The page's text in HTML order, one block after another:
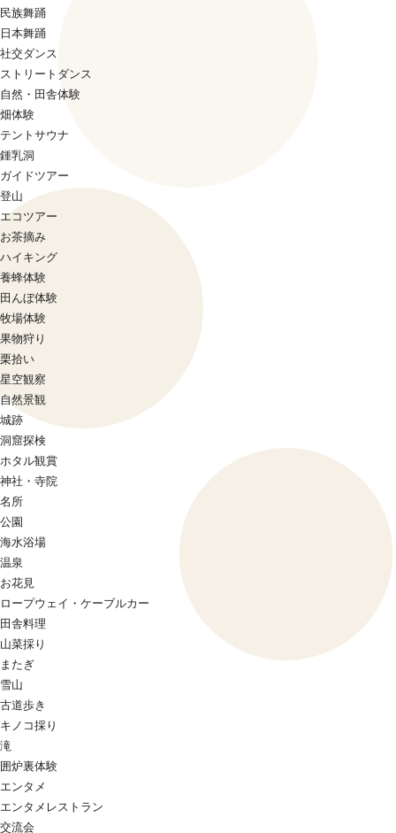
民族舞踊
日本舞踊
社交ダンス
ストリートダンス
自然・田舎体験
畑体験
テントサウナ
鍾乳洞
ガイドツアー
登山
エコツアー
お茶摘み
ハイキング
養蜂体験
田んぼ体験
牧場体験
果物狩り
栗拾い
星空観察
自然景観
城跡
洞窟探検
ホタル観賞
神社・寺院
名所
公園
海水浴場
温泉
お花見
ロープウェイ・ケーブルカー
田舎料理
山菜採り
またぎ
雪山
古道歩き
キノコ採り
滝
囲炉裏体験
エンタメ
エンタメレストラン
交流会